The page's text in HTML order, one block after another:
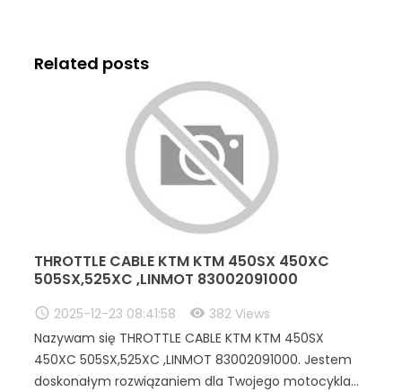
Related posts
THROTTLE CABLE KTM KTM 450SX 450XC
505SX,525XC ,LINMOT 83002091000
382 Views
2025-12-23 08:41:58
Nazywam się THROTTLE CABLE KTM KTM 450SX
450XC 505SX,525XC ,LINMOT 83002091000. Jestem
doskonałym rozwiązaniem dla Twojego motocykla...